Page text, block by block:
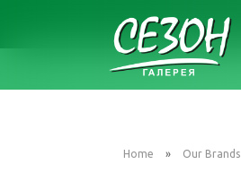
Home Our Brands